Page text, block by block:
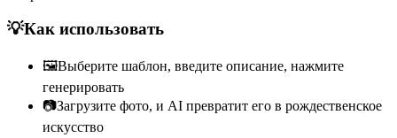
💡Как использовать
🖼️Выберите шаблон, введите описание, нажмите
генерировать
📷Загрузите фото, и AI превратит его в рождественское
искусство